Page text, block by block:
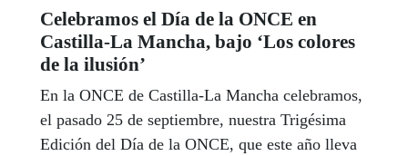
Celebramos el Día de la ONCE en
Castilla-La Mancha, bajo ‘Los colores
de la ilusión’
En la ONCE de Castilla-La Mancha celebramos,
el pasado 25 de septiembre, nuestra Trigésima
Edición del Día de la ONCE, que este año lleva